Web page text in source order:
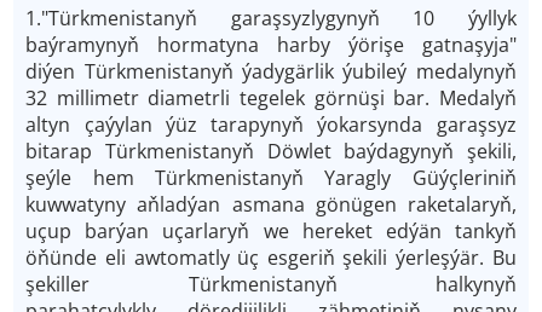
1."Türkmenistanyň garaşsyzlygynyň 10 ýyllyk
baýramynyň hormatyna harby ýörişe gatnaşyja"
diýen Türkmenistanyň ýadygärlik ýubileý medalynyň
32 millimetr diametrli tegelek görnüşi bar. Medalyň
altyn çaýylan ýüz tarapynyň ýokarsynda garaşsyz
bitarap Türkmenistanyň Döwlet baýdagynyň şekili,
şeýle hem Türkmenistanyň Yaragly Güýçleriniň
kuwwatyny aňladýan asmana gönügen raketalaryň,
uçup barýan uçarlaryň we hereket edýän tankyň
öňünde eli awtomatly üç esgeriň şekili ýerleşýär. Bu
şekiller Türkmenistanyň halkynyň